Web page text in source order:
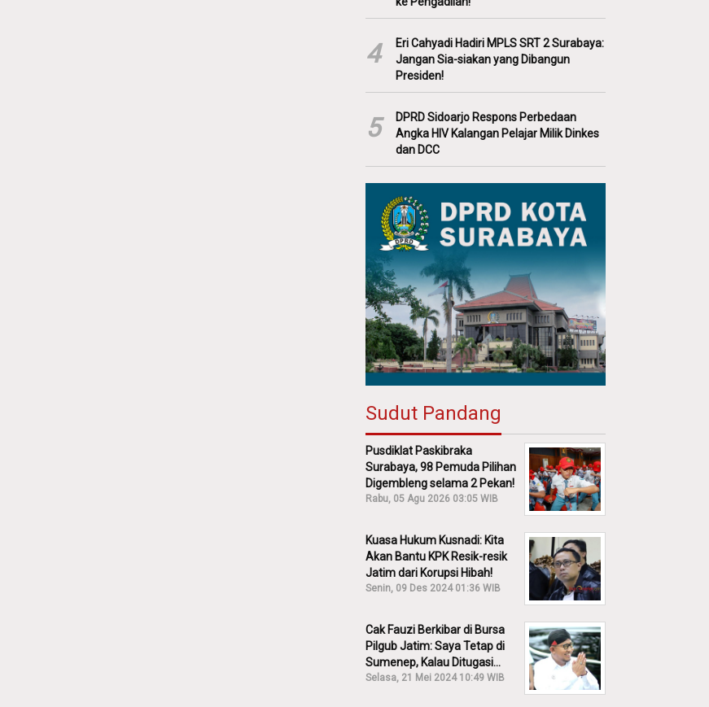
4
Eri Cahyadi Hadiri MPLS SRT 2 Surabaya:
Jangan Sia-siakan yang Dibangun
Presiden!
5
DPRD Sidoarjo Respons Perbedaan
Angka HIV Kalangan Pelajar Milik Dinkes
dan DCC
Sudut Pandang
Pusdiklat Paskibraka
Surabaya, 98 Pemuda Pilihan
Digembleng selama 2 Pekan!
Rabu, 05 Agu 2026 03:05 WIB
Kuasa Hukum Kusnadi: Kita
Akan Bantu KPK Resik-resik
Jatim dari Korupsi Hibah!
Senin, 09 Des 2024 01:36 WIB
Cak Fauzi Berkibar di Bursa
Pilgub Jatim: Saya Tetap di
Sumenep, Kalau Ditugasi
Partai Lain Cerita!
Selasa, 21 Mei 2024 10:49 WIB